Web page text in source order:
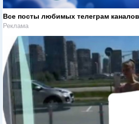
Все посты любимых телеграм
Реклама